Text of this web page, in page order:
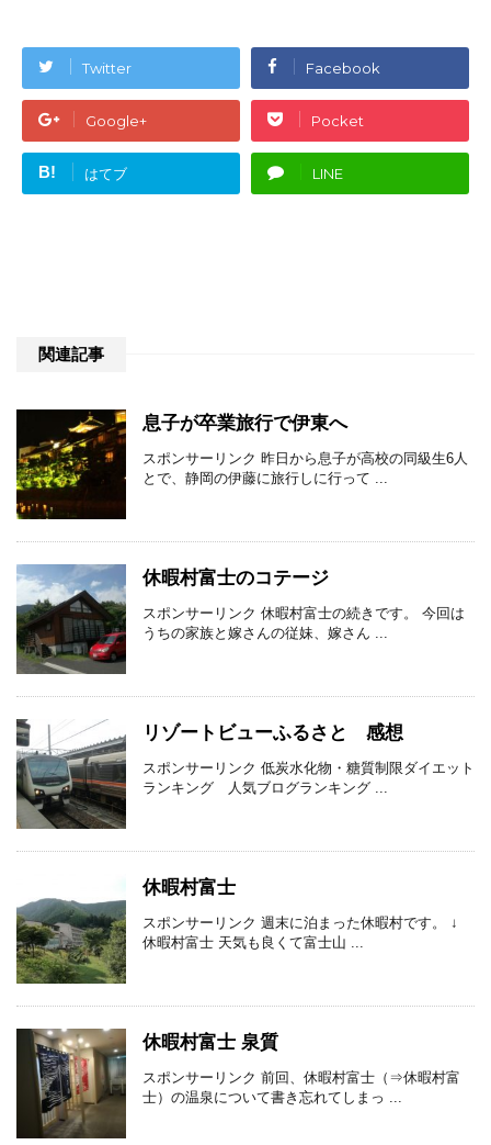
Twitter Facebook
Google+ Pocket
B! はてブ LINE
関連記事
息子が卒業旅行で伊東へ
スポンサーリンク 昨日から息子が高校の同級生6人
とで、静岡の伊藤に旅行しに行って ...
休暇村富士のコテージ
スポンサーリンク 休暇村富士の続きです。 今回は
うちの家族と嫁さんの従妹、嫁さん ...
リゾートビューふるさと 感想
スポンサーリンク 低炭水化物・糖質制限ダイエット
ランキング 人気ブログランキング ...
休暇村富士
スポンサーリンク 週末に泊まった休暇村です。 ↓
休暇村富士 天気も良くて富士山 ...
休暇村富士 泉質
スポンサーリンク 前回、休暇村富士（⇒休暇村富
士）の温泉について書き忘れてしまっ ...